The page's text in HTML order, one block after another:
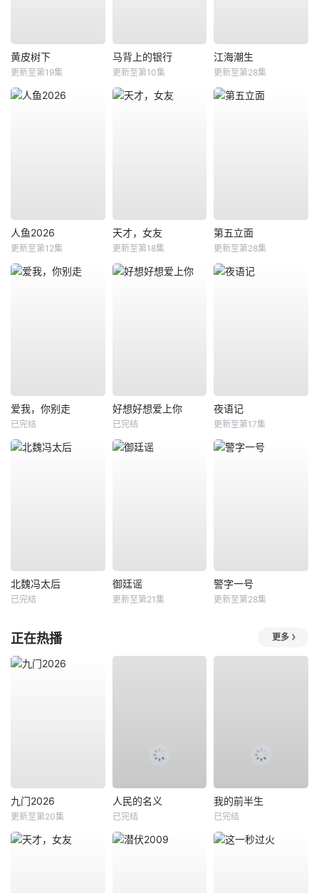
黄皮树下
更新至第19集
马背上的银行
更新至第10集
江海潮生
更新至第28集
人鱼2026
更新至第12集
天才，女友
更新至第18集
第五立面
更新至第28集
爱我，你别走
已完结
好想好想爱上你
已完结
夜语记
更新至第17集
北魏冯太后
已完结
御廷谣
更新至第21集
警字一号
更新至第28集
正在热播 更多
九门2026
更新至第20集
人民的名义
已完结
我的前半生
已完结